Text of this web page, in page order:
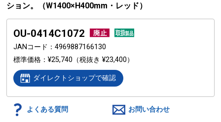
ション。（W1400×H400mm・レッド）
OU-0414C1072
JANコード
4969887166130
標準価格
¥25,740 （税抜き ¥23,400）
ダイレクトショップで確認
よくある質問 お問い合わせ